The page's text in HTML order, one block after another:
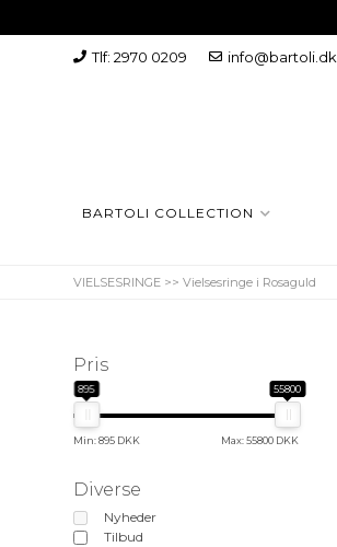
Tlf: 2970 0209 info@bartoli.dk
BARTOLI COLLECTION
VIELSESRINGE >>Vielsesringe i Rosaguld
Pris
895 55800
Min: 895 DKK Max: 55800 DKK
Diverse
Nyheder
Tilbud